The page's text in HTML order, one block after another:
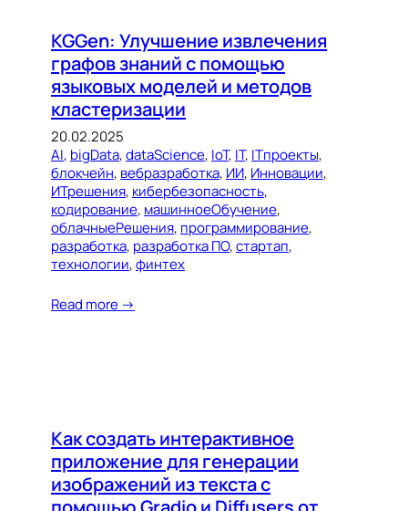
KGGen: Улучшение извлечения
графов знаний с помощью
языковых моделей и методов
кластеризации
20.02.2025
AI, bigData, dataScience, IoT, IT, ITпроекты
блокчейн, вебразработка, ИИ, Инновации
ИТрешения, кибербезопасность
кодирование, машинноеОбучение
облачныеРешения, программирование
разработка, разработка ПО, стартап
технологии, финтех
Read more →
Как создать интерактивное
приложение для генерации
изображений из текста с